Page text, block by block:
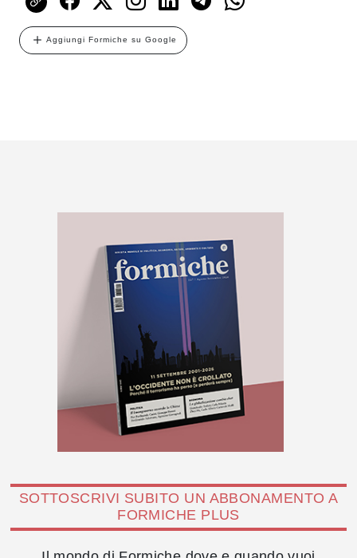
Aggiungi Formiche su Google
SOTTOSCRIVI SUBITO UN ABBONAMENTO A
FORMICHE PLUS